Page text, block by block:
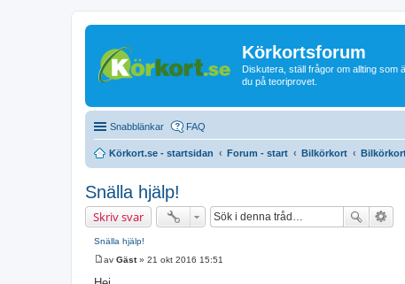
Körkortsforum
Diskutera, ställ frågor om allting som
du på teoriprovet.
Snabblänkar FAQ
Körkort.se - startsidan Forum - start Bilkörkort
Snälla hjälp!
Skriv svar
Snälla hjälp!
n
av Gäst» 21 okt 2016 15:51